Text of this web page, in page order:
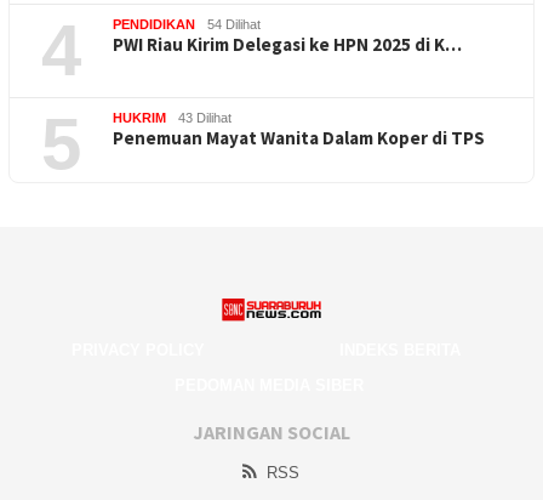
4 PENDIDIKAN 54 Dilihat
PWI Riau Kirim Delegasi ke HPN 2025 di K…
5 HUKRIM 43 Dilihat
Penemuan Mayat Wanita Dalam Koper di TPS
JARINGAN SOCIAL
RSS